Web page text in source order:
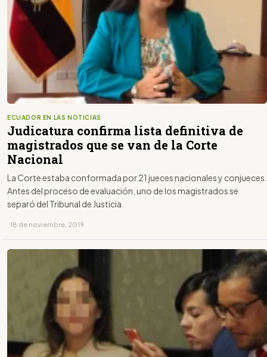
ECUADOR EN LAS NOTICIAS
Judicatura confirma lista definitiva de
magistrados que se van de la Corte
Nacional
La Corte estaba conformada por 21 jueces nacionales y conjueces.
Antes del proceso de evaluación, uno de los magistrados se
separó del Tribunal de Justicia
· 18 de noviembre, 2019